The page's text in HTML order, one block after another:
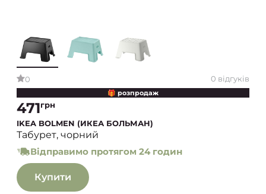
0 0 відгуків
🎁 розпродаж
471грн
IKEA BOLMEN (ИКЕА БОЛЬМАН)
Табурет, чорний
Відправимо протягом 24 годин
Купити